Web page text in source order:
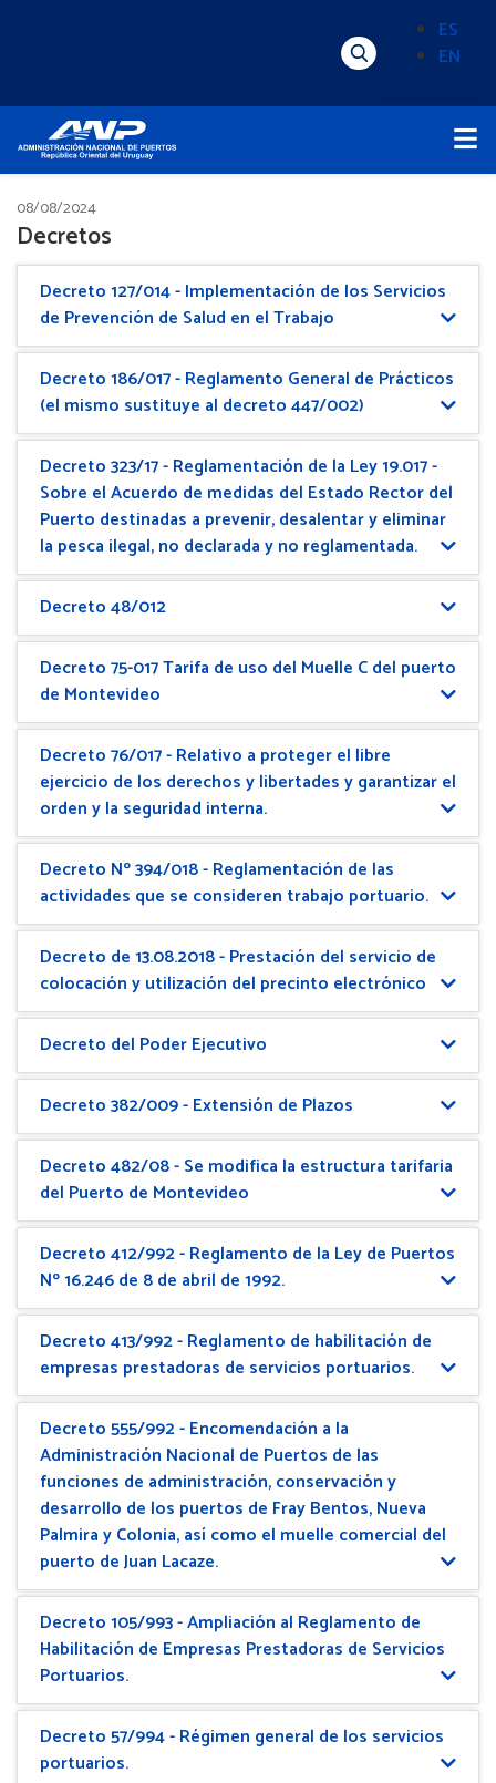
idioma
(Content)
ES
EN
Menú
Principal
08/08/2024
Decretos
Decreto 127/014 - Implementación de los Servicios
de Prevención de Salud en el Trabajo
Decreto 186/017 - Reglamento General de Prácticos
(el mismo sustituye al decreto 447/002)
Decreto 323/17 - Reglamentación de la Ley 19.017 -
Sobre el Acuerdo de medidas del Estado Rector del
Puerto destinadas a prevenir, desalentar y eliminar
la pesca ilegal, no declarada y no reglamentada.
Decreto 48/012
Decreto 75-017 Tarifa de uso del Muelle C del puerto
de Montevideo
Decreto 76/017 - Relativo a proteger el libre
ejercicio de los derechos y libertades y garantizar el
orden y la seguridad interna.
Decreto Nº 394/018 - Reglamentación de las
actividades que se consideren trabajo portuario.
Decreto de 13.08.2018 - Prestación del servicio de
colocación y utilización del precinto electrónico
Decreto del Poder Ejecutivo
Decreto 382/009 - Extensión de Plazos
Decreto 482/08 - Se modifica la estructura tarifaria
del Puerto de Montevideo
Decreto 412/992 - Reglamento de la Ley de Puertos
Nº 16.246 de 8 de abril de 1992.
Decreto 413/992 - Reglamento de habilitación de
empresas prestadoras de servicios portuarios.
Decreto 555/992 - Encomendación a la
Administración Nacional de Puertos de las
funciones de administración, conservación y
desarrollo de los puertos de Fray Bentos, Nueva
Palmira y Colonia, así como el muelle comercial del
puerto de Juan Lacaze.
Decreto 105/993 - Ampliación al Reglamento de
Habilitación de Empresas Prestadoras de Servicios
Portuarios.
Decreto 57/994 - Régimen general de los servicios
portuarios.